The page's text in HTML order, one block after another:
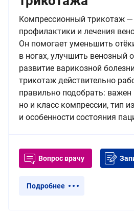
Компрессионный трикотаж
профилактики и лечения
Он помогает уменьшить
в ногах, улучшить венозный
развитие варикозной
трикотаж действительно
правильно подобрать: важен
но и класс компрессии, тип
и особенности состояния
Вопрос врачу
Подробнее